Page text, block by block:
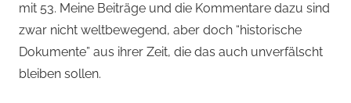
mit 53. Meine Beiträge und die Kommentare dazu sind
zwar nicht weltbewegend, aber doch “historische
Dokumente” aus ihrer Zeit, die das auch unverfälscht
bleiben sollen.